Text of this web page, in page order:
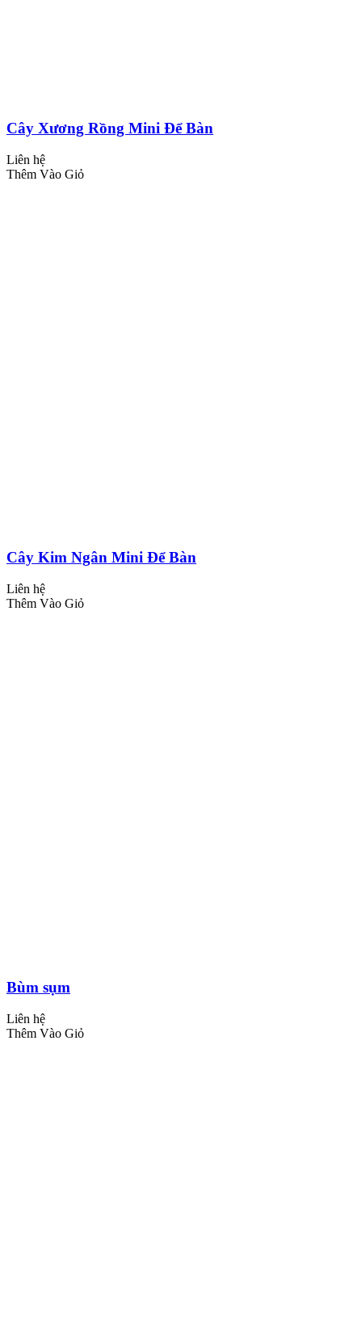
Cây Xương Rồng Mini Để Bàn
Liên hệ
Thêm Vào Giỏ
Cây Kim Ngân Mini Để Bàn
Liên hệ
Thêm Vào Giỏ
Bùm sụm
Liên hệ
Thêm Vào Giỏ